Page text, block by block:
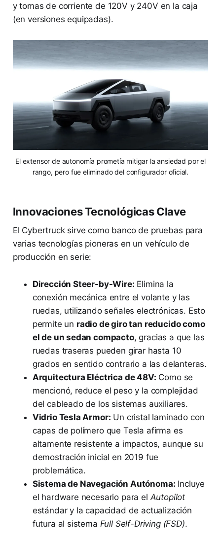
y tomas de corriente de 120V y 240V en la caja
(en versiones equipadas).
El extensor de autonomía prometía mitigar la ansiedad por el
rango, pero fue eliminado del configurador oficial.
Innovaciones Tecnológicas Clave
El Cybertruck sirve como banco de pruebas para
varias tecnologías pioneras en un vehículo de
producción en serie:
Dirección Steer-by-Wire: Elimina la
conexión mecánica entre el volante y las
ruedas, utilizando señales electrónicas. Esto
permite un radio de giro tan reducido como
el de un sedan compacto, gracias a que las
ruedas traseras pueden girar hasta 10
grados en sentido contrario a las delanteras.
Arquitectura Eléctrica de 48V: Como se
mencionó, reduce el peso y la complejidad
del cableado de los sistemas auxiliares.
Vidrio Tesla Armor: Un cristal laminado con
capas de polímero que Tesla afirma es
altamente resistente a impactos, aunque su
demostración inicial en 2019 fue
problemática.
Sistema de Navegación Autónoma: Incluye
el hardware necesario para el Autopilot
estándar y la capacidad de actualización
futura al sistema Full Self-Driving (FSD).